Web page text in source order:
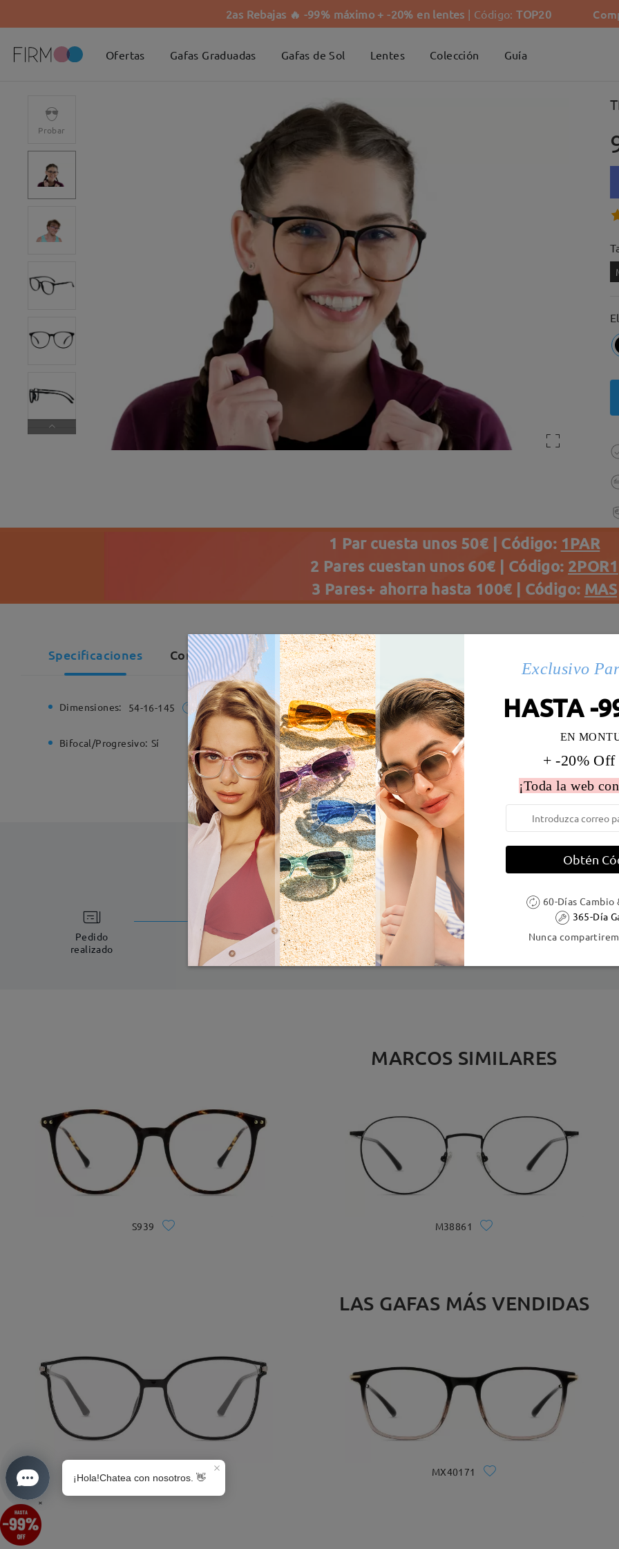
2as Rebajas 🔥 -99% máximo + -20% en lentes | Código:TOP20
Ofertas Gafas Graduadas Gafas de Sol Lentes Colección Guía
×
Probar
1 Par cuesta unos 50€ | Código: 1PAR
2 Pares cuestan unos 60€ | Código: 2POR1
3 Pares+ ahorra hasta 100€ | Código: MAS
Specificaciones Comentarios de Clientes(398)
Dimensiones: 54-16-145 Ancho de la montura: 129 mm (Medio) Diametro de lentes: 55 mm
Bifocal/Progresivo: Sí Bisagra de resorte: No Material de la montura: Tr
DELIVERY
Pedido
realizado
Fabricación
5-7 días laborales detalles
MARCOS SIMILARES
S939 M38861
LAS GAFAS MÁS VENDIDAS
MX40171
Exclusivo
HASTA -
EN
+ -20% Off
¡Toda la web
Obtén
60-Días Cambio
365-Día
Nunca